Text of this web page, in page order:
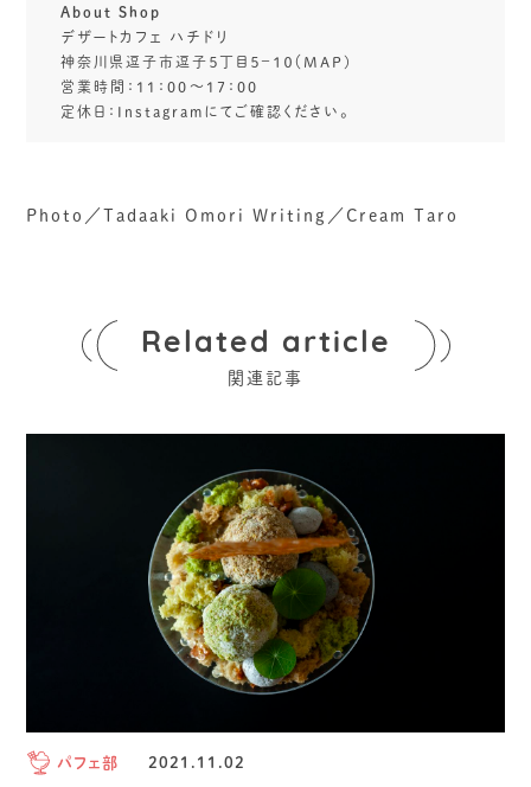
About Shop
デザートカフェ ハチドリ
神奈川県逗子市逗子５丁目５−１０（MAP)
営業時間：11：00～17：00
定休日：Instagramにてご確認ください。
Photo／Tadaaki Omori Writing／Cream Taro
Related article
関連記事
パフェ部 2021.11.02